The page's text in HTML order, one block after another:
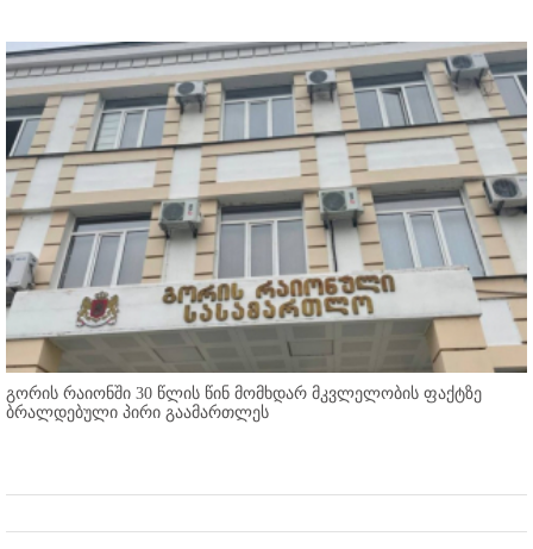
გორის რაიონში 30 წლის წინ მომხდარ მკვლელობის ფაქტზე
ბრალდებული პირი გაამართლეს